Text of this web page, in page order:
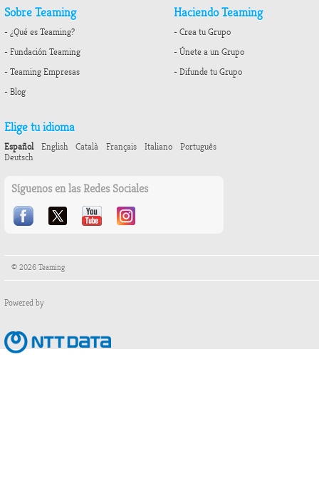
Sobre Teaming
- ¿Qué es Teaming?
- Fundación Teaming
- Teaming Empresas
- Blog
Haciendo Teaming
- Crea tu Grupo
- Únete a un Grupo
- Difunde tu Grupo
Elige tu idioma
Español English Català Français Italiano
Português
Deutsch
Síguenos en las Redes Sociales
© 2026 Teaming
Powered by